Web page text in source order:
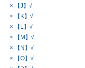
× 【J】√
× 【K】√
× 【L】√
× 【M】√
× 【N】√
× 【O】√